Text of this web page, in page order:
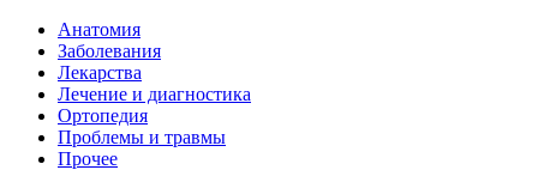
Анатомия
Заболевания
Лекарства
Лечение и диагностика
Ортопедия
Проблемы и травмы
Прочее